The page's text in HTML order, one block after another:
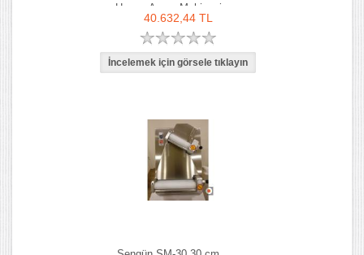
Hamur Açma Makinesi
40.632,44 TL